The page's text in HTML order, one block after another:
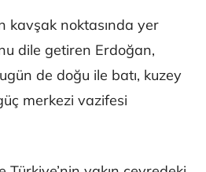
kavşak noktasında yer
dile getiren Erdoğan,
de doğu ile batı, kuzey
merkezi vazifesi